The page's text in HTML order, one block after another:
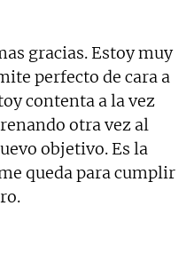
gracias. Estoy muy
perfecto de cara a
contenta a la vez
otra vez al
objetivo. Es la
queda para cumplir